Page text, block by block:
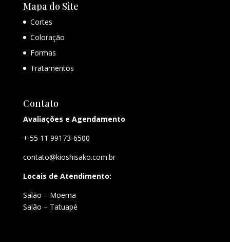
Mapa do Site
Cortes
Coloração
Formas
Tratamentos
Contato
Avaliações e Agendamento
+ 55 11 99173-6500
contato@kioshisako.com.br
Locais de Atendimento:
Salão – Moema
Salão – Tatuapé